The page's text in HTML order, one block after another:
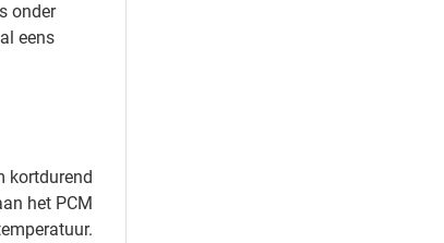
onder
eens
kortdurend
het PCM